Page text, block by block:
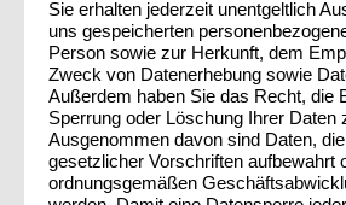
Sie erhalten jederzeit unentgeltlich
uns gespeicherten
Person sowie zur Herkunft, dem
Zweck von Datenerhebung sowie
Außerdem haben Sie das Recht, die
Sperrung oder Löschung Ihrer Daten
Ausgenommen davon sind Daten,
gesetzlicher Vorschriften aufbewahrt
ordnungsgemäßen